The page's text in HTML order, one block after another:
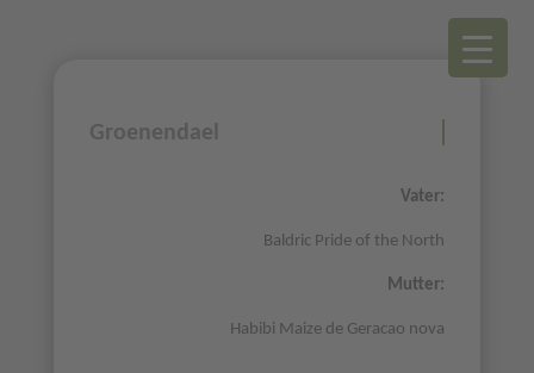
Groenendael
Vater:
Baldric Pride of the North
Mutter:
Habibi Maize de Geracao nova